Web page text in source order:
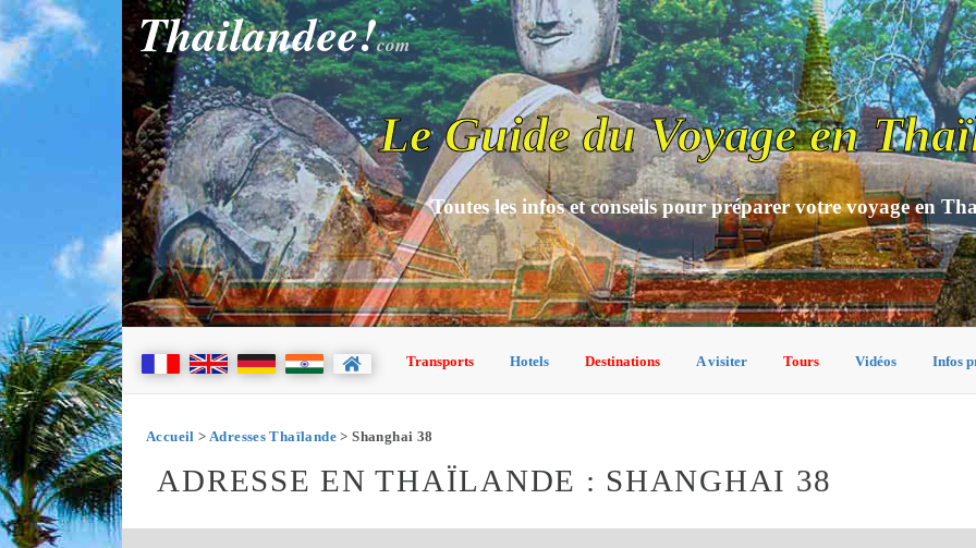
Thailandee!com
Le Guide du Voyage en
Toutes les infos et conseils pour préparer votre voyage en
Transports Hotels Destinations A visiter Tours Vidéos Infos
Accueil > Adresses Thaïlande > Shanghai 38
ADRESSE EN THAÏLANDE : SHANGHAI 38